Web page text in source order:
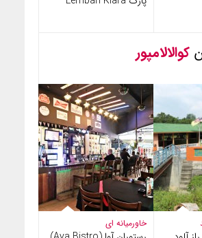
کوالالامپور
خاورمیانه ای